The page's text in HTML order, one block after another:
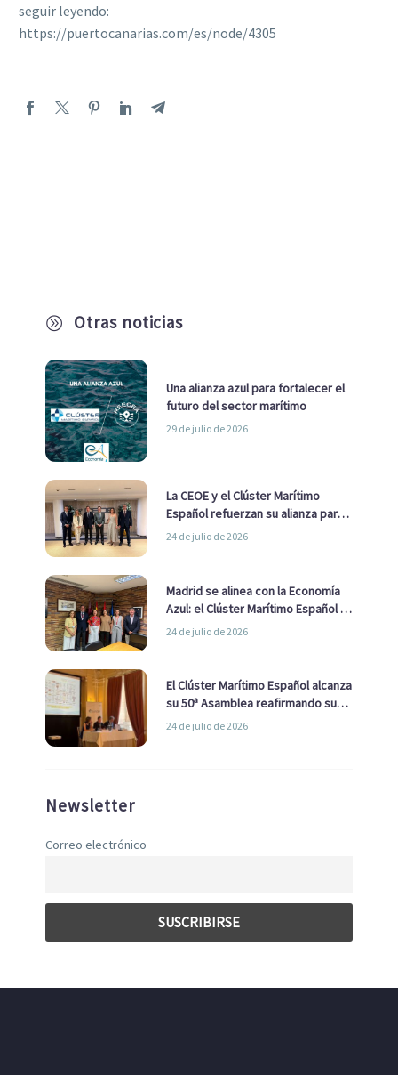
A Otras noticias
Una alianza azul para fortalecer el
futuro del sector marítimo
29 de julio de 2026
La CEOE y el Clúster Marítimo
Español refuerzan su alianza para
impulsar una estrategia Nacional
24 de julio de 2026
Madrid se alinea con la Economía
Azul: el Clúster Marítimo Español y
la Real Liga Naval avanzan alianzas
24 de julio de 2026
El Clúster Marítimo Español alcanza
su 50ª Asamblea reafirmando su
liderazgo en la Economía Azul
24 de julio de 2026
Newsletter
Correo electrónico
seguir leyendo:
https://puertocanarias.com/es/node/4305